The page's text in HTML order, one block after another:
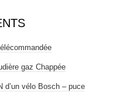
gaz Chappée
d’un vélo Bosch – puce